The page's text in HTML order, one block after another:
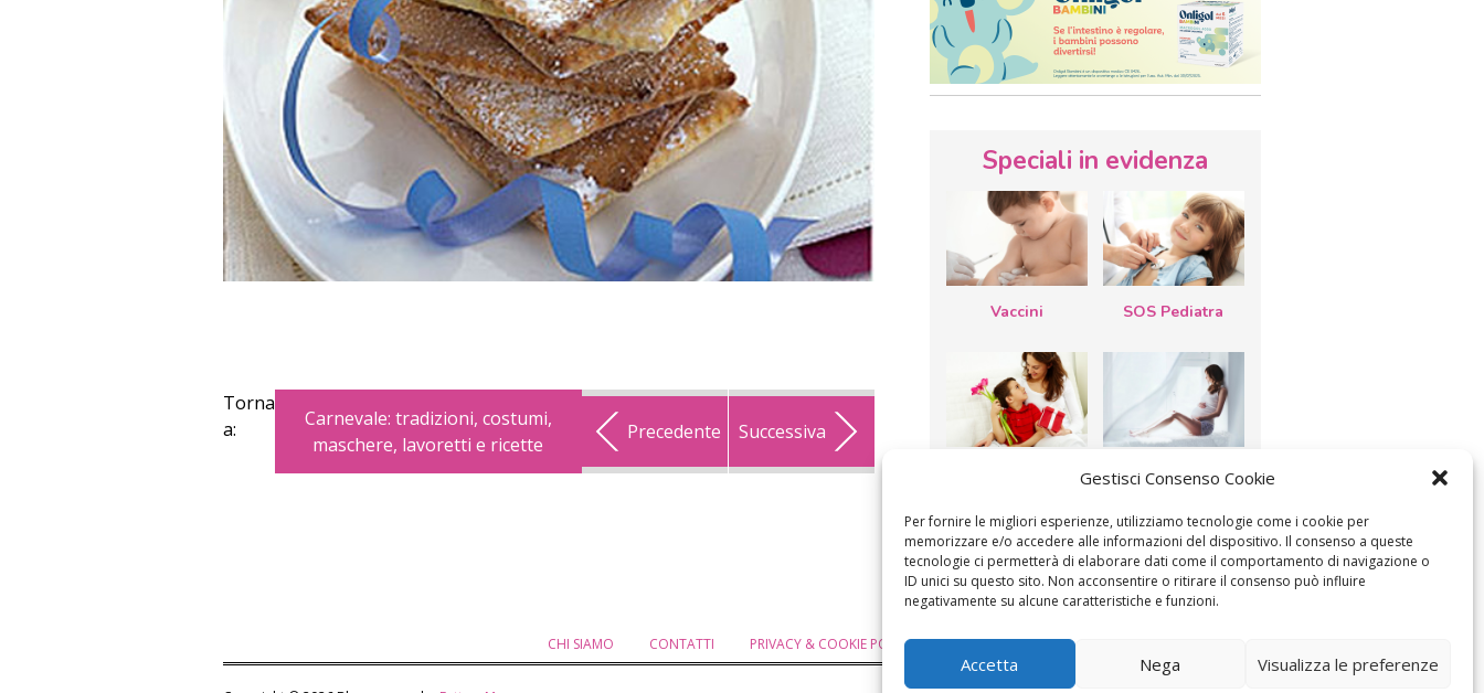
Gestisci Consenso Cookie
Per fornire le migliori esperienze, utilizziamo tecnologie come i cookie per
memorizzare e/o accedere alle informazioni del dispositivo. Il consenso a queste
tecnologie ci permetterà di elaborare dati come il comportamento di navigazione o
ID unici su questo sito. Non acconsentire o ritirare il consenso può influire
negativamente su alcune caratteristiche e funzioni.
Accetta Nega Visualizza le preferenze
Torna
a:
Carnevale: tradizioni, costumi,
maschere, lavoretti e ricette
Precedente Successiva
Speciali in evidenza
Vaccini SOS Pediatra
mamma: lavoretti,
filastrocche
Le settimane di
gravidanza
CHI SIAMO CONTATTI PRIVACY & COOKIE POLICY MODIFICA IL CONSENSO